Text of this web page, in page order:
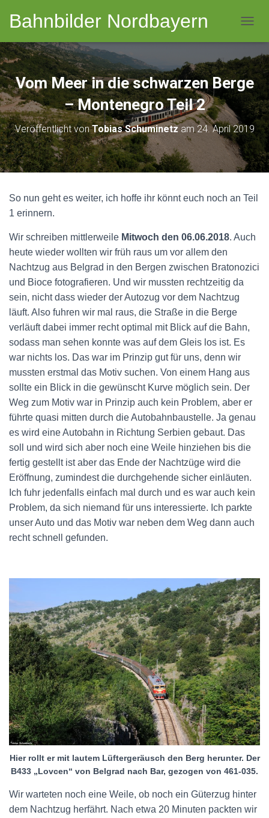
Bahnbilder Nordbayern
Vom Meer in die schwarzen Berge
– Montenegro Teil 2
Veröffentlicht vonTobias Schuminetzam24. April 2019
So nun geht es weiter, ich hoffe ihr könnt euch noch an Teil
1 erinnern.
Wir schreiben mittlerweile Mitwoch den 06.06.2018. Auch
heute wieder wollten wir früh raus um vor allem den
Nachtzug aus Belgrad in den Bergen zwischen Bratonozici
und Bioce fotografieren. Und wir mussten rechtzeitig da
sein, nicht dass wieder der Autozug vor dem Nachtzug
läuft. Also fuhren wir mal raus, die Straße in die Berge
verläuft dabei immer recht optimal mit Blick auf die Bahn,
sodass man sehen konnte was auf dem Gleis los ist. Es
war nichts los. Das war im Prinzip gut für uns, denn wir
mussten erstmal das Motiv suchen. Von einem Hang aus
sollte ein Blick in die gewünscht Kurve möglich sein. Der
Weg zum Motiv war in Prinzip auch kein Problem, aber er
führte quasi mitten durch die Autobahnbaustelle. Ja genau
es wird eine Autobahn in Richtung Serbien gebaut. Das
soll und wird sich aber noch eine Weile hinziehen bis die
fertig gestellt ist aber das Ende der Nachtzüge wird die
Eröffnung, zumindest die durchgehende sicher einläuten.
Ich fuhr jedenfalls einfach mal durch und es war auch kein
Problem, da sich niemand für uns interessierte. Ich parkte
unser Auto und das Motiv war neben dem Weg dann auch
recht schnell gefunden.
Hier rollt er mit lautem Lüftergeräusch den Berg herunter. Der
B433 „Lovcen“ von Belgrad nach Bar, gezogen von 461-035.
Wir warteten noch eine Weile, ob noch ein Güterzug hinter
dem Nachtzug herfährt. Nach etwa 20 Minuten packten wir